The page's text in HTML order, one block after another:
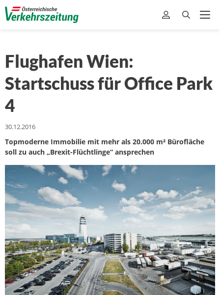
Flughafen Wien:
Startschuss für Office Park
4
30.12.2016
Topmoderne Immobilie mit mehr als 20.000 m² Bürofläche
soll zu auch „Brexit-Flüchtlinge“ ansprechen